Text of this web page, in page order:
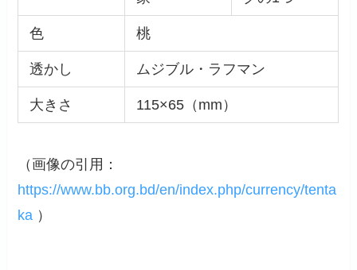
色 桃
透かし ムジブル・ラフマン
大きさ 115×65（mm）
（画像の引用：
https://www.bb.org.bd/en/index.php/currency/tenta
ka ）